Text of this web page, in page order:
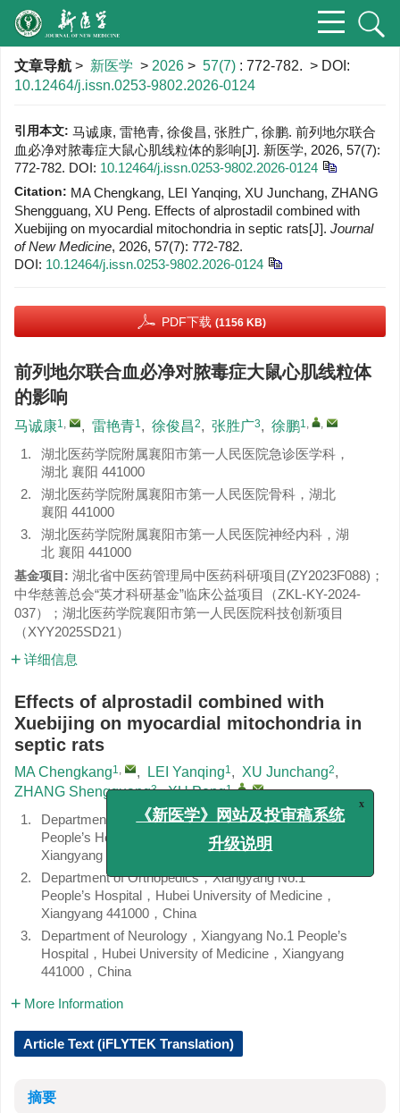
文章导航 > 新医学 > 2026 > 57(7) : 772-782. > DOI:
10.12464/j.issn.0253-9802.2026-0124
引用本文: 马诚康, 雷艳青, 徐俊昌, 张胜广, 徐鹏. 前列地尔联合
血必净对脓毒症大鼠心肌线粒体的影响[J]. 新医学, 2026, 57(7):
772-782. DOI: 10.12464/j.issn.0253-9802.2026-0124
Citation: MA Chengkang, LEI Yanqing, XU Junchang, ZHANG
Shengguang, XU Peng. Effects of alprostadil combined with
Xuebijing on myocardial mitochondria in septic rats[J]. Journal
of New Medicine, 2026, 57(7): 772-782.
DOI: 10.12464/j.issn.0253-9802.2026-0124
PDF下载 (1156 KB)
前列地尔联合血必净对脓毒症大鼠心肌线粒体
的影响
马诚康1, , 雷艳青1, 徐俊昌2, 张胜广3, 徐鹏1, ,
1.
湖北医药学院附属襄阳市第一人民医院急诊医学科，
湖北 襄阳 441000
2.
湖北医药学院附属襄阳市第一人民医院骨科，湖北
襄阳 441000
3.
湖北医药学院附属襄阳市第一人民医院神经内科，湖
北 襄阳 441000
基金项目: 湖北省中医药管理局中医药科研项目(ZY2023F088)；
中华慈善总会“英才科研基金”临床公益项目（ZKL-KY-2024-
037）；湖北医药学院襄阳市第一人民医院科技创新项目
（XYY2025SD21 ）
详细信息
Effects of alprostadil combined with
Xuebijing on myocardial mitochondria in
septic rats
MA Chengkang1, , LEI Yanqing1, XU Junchang2,
ZHANG Shengguang3, XU Peng1, ,
1.
Department of Emergency，Xiangyang No.1
People’s Hospital，Hubei University of Medicine，
Xiangyang 441000，China
2.
Department of Orthopedics，Xiangyang No.1
People’s Hospital，Hubei University of Medicine，
Xiangyang 441000，China
3.
Department of Neurology，Xiangyang No.1 People’s
Hospital，Hubei University of Medicine，Xiangyang
441000，China
More Information
Article Text (iFLYTEK Translation)
摘要
《新医学》网站及投审稿系统